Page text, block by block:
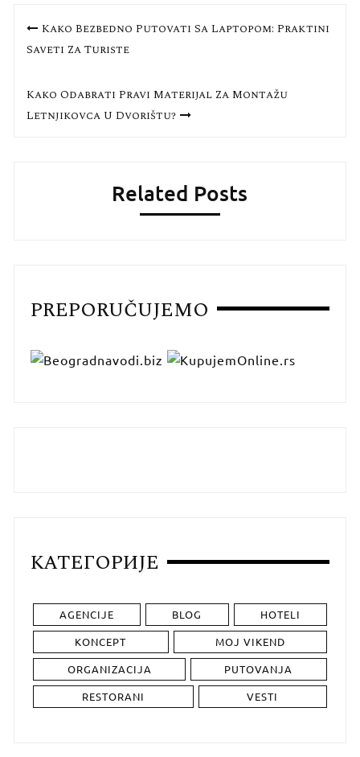
Кретање
чланка
Kako Bezbedno Putovati Sa Laptopom: Praktični
Saveti Za Turiste
Kako Odabrati Pravi Materijal Za Montažu
Letnjikovca U Dvorištu?
Related Posts
PREPORUČUJEMO
КАТЕГОРИЈЕ
AGENCIJE BLOG
HOTELI
KONCEPT
MOJ VIKEND
ORGANIZACIJA
PUTOVANJA
RESTORANI
VESTI